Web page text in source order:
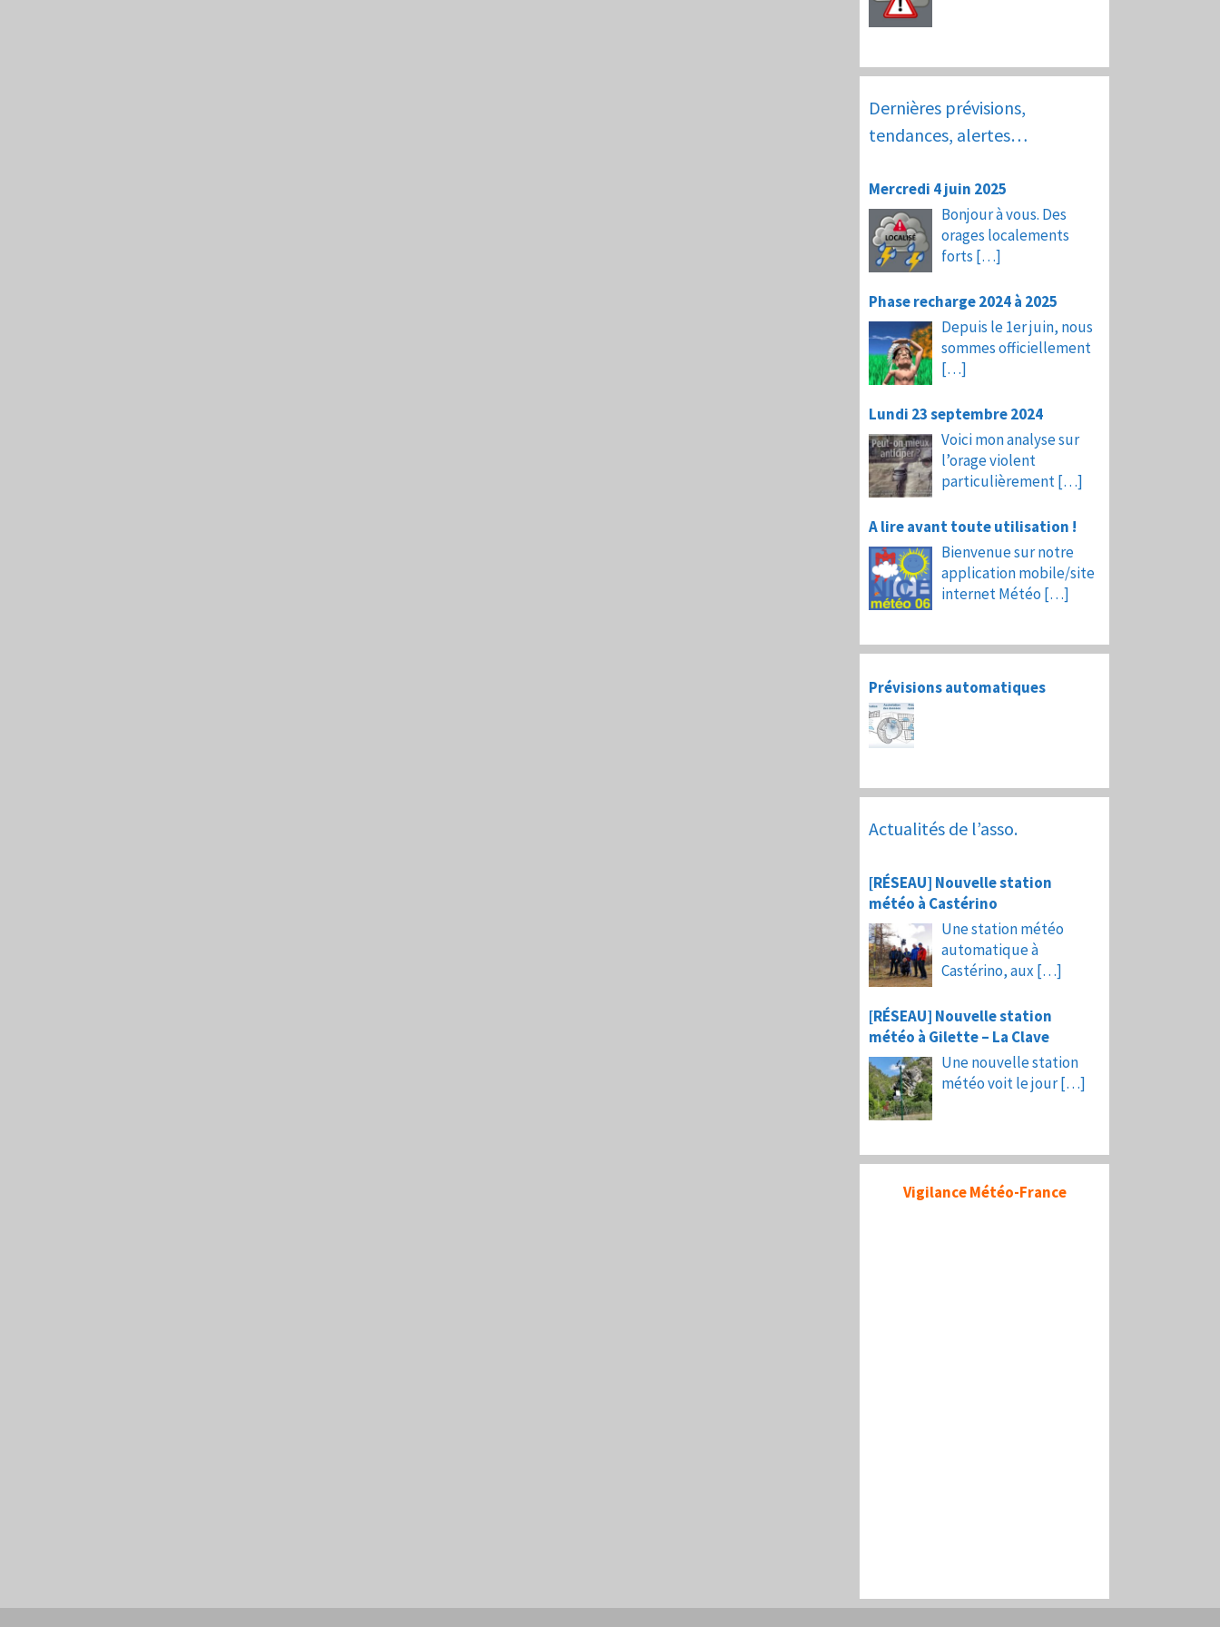
Dernières prévisions,
tendances, alertes…
Mercredi 4 juin 2025
Bonjour à vous. Des
orages localements
forts […]
Phase recharge 2024 à 2025
Depuis le 1er juin, nous
sommes officiellement
[…]
Lundi 23 septembre 2024
Voici mon analyse sur
l’orage violent
particulièrement[…]
A lire avant toute utilisation !
Bienvenue sur notre
application mobile/site
internet Météo […]
Prévisions automatiques
Actualités de l’asso.
[RÉSEAU] Nouvelle station
météo à Castérino
Une station météo
automatique à
Castérino, aux […]
[RÉSEAU] Nouvelle station
météo à Gilette – La Clave
Une nouvelle station
météo voit le jour[…]
Vigilance Météo-France